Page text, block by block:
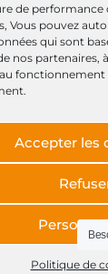
de
Vous pouvez
qui sont
nos partenaires,
Accepter les
Politique de